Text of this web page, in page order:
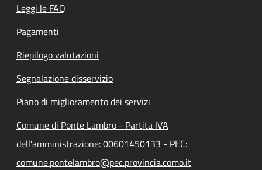
Leggi le FAQ
Pagamenti
Riepilogo valutazioni
Segnalazione disservizio
Piano di miglioramento dei servizi
Comune di Ponte Lambro - Partita IVA
dell'amministrazione: 00601450133 - PEC:
comune.pontelambro@pec.provincia.como.it